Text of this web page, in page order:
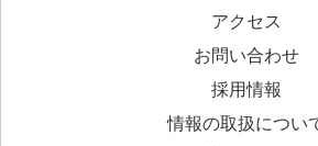
アクセス
お問い合わせ
採用情報
情報の取扱につい